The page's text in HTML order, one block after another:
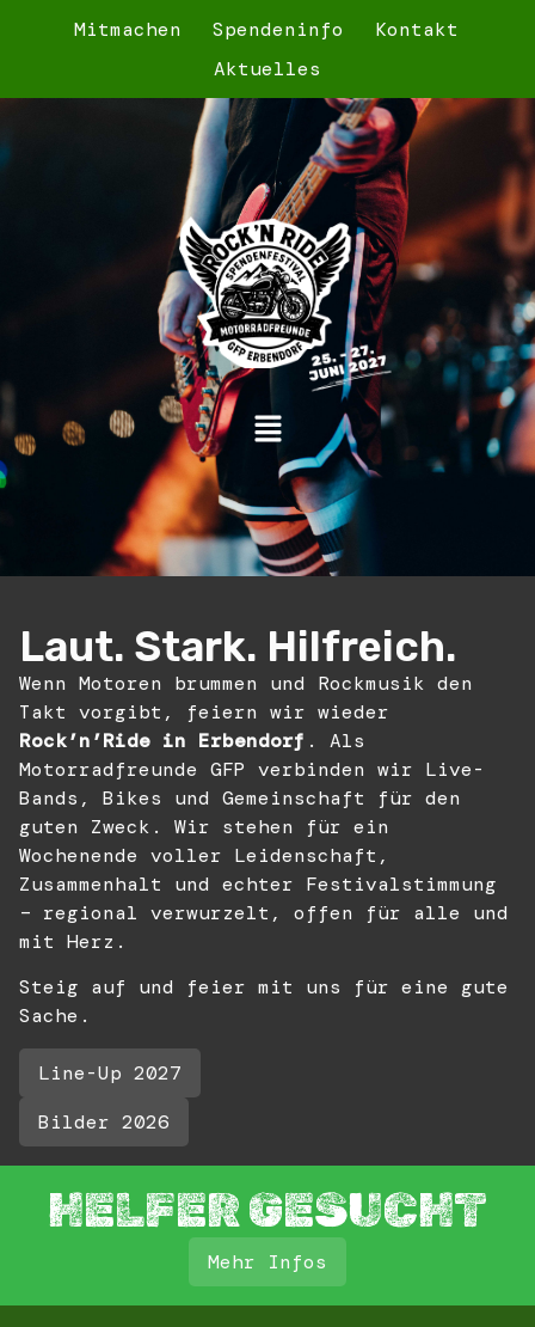
Mitmachen Spendeninfo
Kontakt
Aktuelles
Laut. Stark. Hilfreich.
Wenn Motoren brummen und Rockmusik den
Takt vorgibt, feiern wir wieder
Rock’n’Ride in Erbendorf . Als
Motorradfreunde GFP verbinden wir Live-
Bands, Bikes und Gemeinschaft für den
guten Zweck. Wir stehen für ein
Wochenende voller Leidenschaft,
Zusammenhalt und echter Festivalstimmung
– regional verwurzelt, offen für alle und
mit Herz.
Steig auf und feier mit uns für eine gute
Sache.
Line-Up 2027
Bilder 2026
HELFER GESUCHT
Mehr Infos